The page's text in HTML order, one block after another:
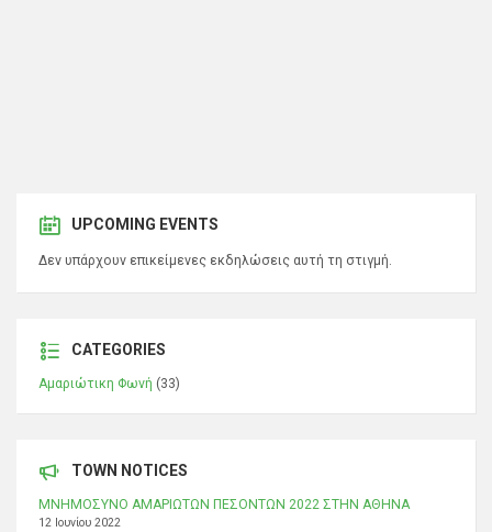
UPCOMING EVENTS
Δεν υπάρχουν επικείμενες εκδηλώσεις αυτή τη στιγμή.
CATEGORIES
Αμαριώτικη Φωνή (33)
TOWN NOTICES
ΜΝΗΜΟΣΥΝΟ ΑΜΑΡΙΩΤΩΝ ΠΕΣΟΝΤΩΝ 2022 ΣΤΗΝ ΑΘΗΝΑ
12 Ιουνίου 2022